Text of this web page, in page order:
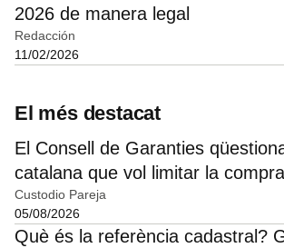
2026 de manera legal
Redacción
11/02/2026
El més destacat
El Consell de Garanties
catalana que vol limitar la
Custodio Pareja
05/08/2026
Què és la referència cadastral?